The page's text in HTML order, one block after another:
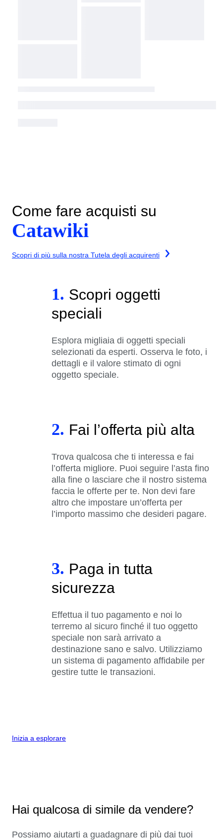
Come fare acquisti su
Catawiki
Scopri di più sulla nostra Tutela degli acquirenti
1. Scopri oggetti
speciali
Esplora migliaia di oggetti speciali
selezionati da esperti. Osserva le foto, i
dettagli e il valore stimato di ogni
oggetto speciale.
2. Fai l’offerta più alta
Trova qualcosa che ti interessa e fai
l’offerta migliore. Puoi seguire l’asta fino
alla fine o lasciare che il nostro sistema
faccia le offerte per te. Non devi fare
altro che impostare un’offerta per
l’importo massimo che desideri pagare.
3. Paga in tutta
sicurezza
Effettua il tuo pagamento e noi lo
terremo al sicuro finché il tuo oggetto
speciale non sarà arrivato a
destinazione sano e salvo. Utilizziamo
un sistema di pagamento affidabile per
gestire tutte le transazioni.
Inizia a esplorare
Hai qualcosa di simile da vendere?
Possiamo aiutarti a guadagnare di più dai tuoi